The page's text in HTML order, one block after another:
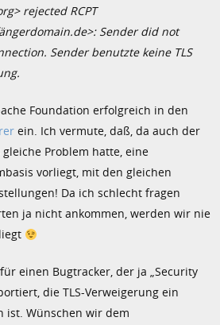
rejected RCPT
Sender did not
Sender benutzte keine TLS
Foundation erfolgreich in den
ein. Ich vermute, daß, da auch der
Problem hatte, eine
vorliegt, mit den gleichen
Da ich schlecht fragen
ja nicht ankommen, werden wir nie
einen Bugtracker, der ja „Security
die TLS-Verweigerung ein
ist. Wünschen wir dem